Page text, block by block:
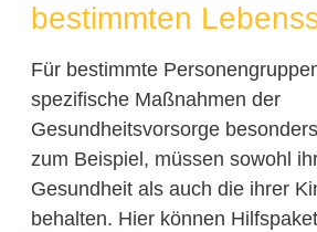
bestimmten
Für bestimmte
spezifische Maßnahmen der
Gesundheitsvorsorge
zum Beispiel, müssen sowohl
Gesundheit als auch die ihrer
behalten. Hier können